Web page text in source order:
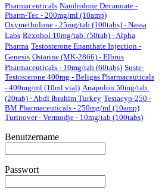
Pharmaceuticals Nandrolone Decanoate -
Pharm-Tec - 200mg/ml (10amp)
Oxymetholone - 25mg/tab (100tabs) - Nassa
Labs Rexobol 10mg/tab. (50tab) - Alpha
Pharma Testosterone Enanthate Injection -
Genesis Ostarine (MK-2866) - Elbrus
Pharmaceuticals - 10mg/tab (60tabs) Suste-
Testosterone 400mg - Beligas Pharmaceuticals
- 400mg/ml (10ml vial) Anapolon 50mg/tab.
(20tab) - Abdi Ibrahim Turkey Testacyp-250 -
BM Pharmaceuticals - 250mg/ml (10amp)
Turinover - Vermodje - 10mg/tab (100tabs)
Benutzername
Passwort